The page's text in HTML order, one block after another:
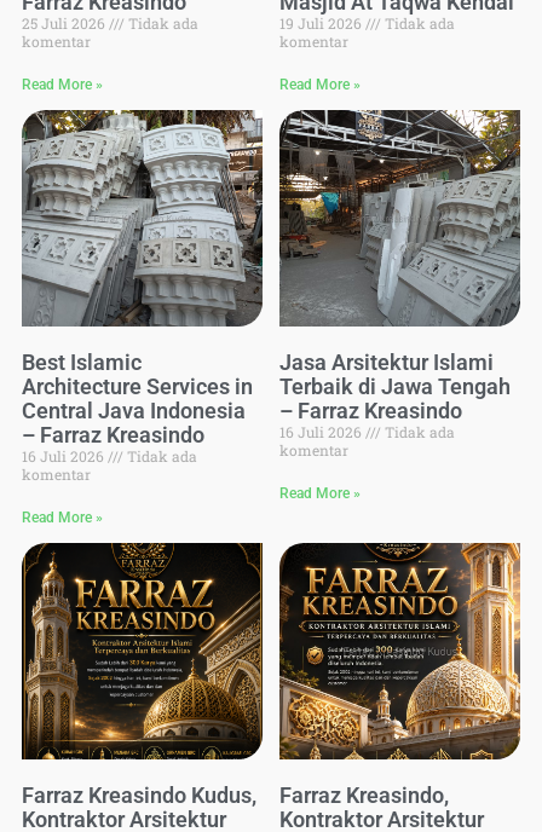
25 Juli 2026
Tidak ada
komentar
Read More »
19 Juli 2026
Tidak ada
komentar
Read More »
Best Islamic
Architecture Services in
Central Java Indonesia
– Farraz Kreasindo
16 Juli 2026
Tidak ada
komentar
Read More »
Jasa Arsitektur Islami
Terbaik di Jawa Tengah
– Farraz Kreasindo
16 Juli 2026
Tidak ada
komentar
Read More »
Farraz Kreasindo Kudus,
Kontraktor Arsitektur
Farraz Kreasindo,
Kontraktor Arsitektur